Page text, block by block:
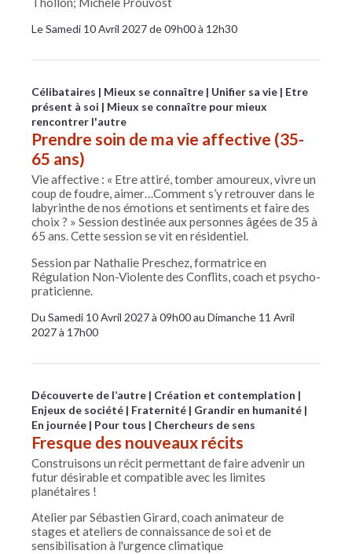
Le Samedi 10 Avril 2027 de 09h00 à 12h30
Célibataires Mieux se connaître Unifier sa vie
Etre
présent à soi
Mieux se connaître pour mieux
rencontrer l'autre
Prendre soin de ma vie affective (35-
65 ans)
Vie affective : « Etre attiré, tomber amoureux, vivre un
coup de foudre, aimer…Comment s’y retrouver dans le
labyrinthe de nos émotions et sentiments et faire des
choix ? » Session destinée aux personnes âgées de 35 à
65 ans. Cette session se vit en résidentiel.
Session par Nathalie Preschez, formatrice en
Régulation Non-Violente des Conflits, coach et psycho-
praticienne.
Du Samedi 10 Avril 2027 à 09h00 au Dimanche 11 Avril
2027 à 17h00
Découverte de l’autre
Création et contemplation
Enjeux de société
Fraternité
Grandir en humanité
En journée
Pour tous Chercheurs de sens
Fresque des nouveaux récits
Construisons un récit permettant de faire advenir un
futur désirable et compatible avec les limites
planétaires !
Atelier par Sébastien Girard, coach animateur de
stages et ateliers de connaissance de soi et de
sensibilisation à l'urgence climatique